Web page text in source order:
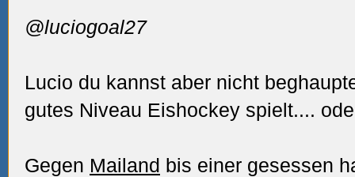
@luciogoal27
Lucio du kannst aber nicht
gutes Niveau Eishockey spielt....
Gegen Mailand bis einer gesessen